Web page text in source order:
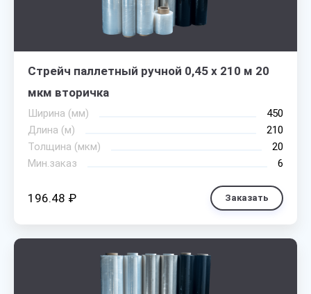
Стрейч паллетный ручной 0,45 х 210 м 20
мкм вторичка
Ширина (мм)
450
Длина (м)
210
Толщина (мкм)
20
Мин.заказ
6
196.48 ₽ Заказать